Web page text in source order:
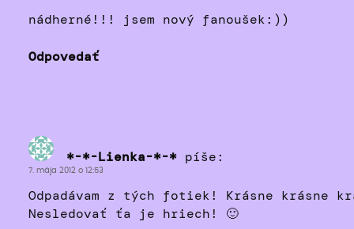
nádherné!!! jsem nový fanoušek:))
Odpovedať
*-*-Lienka-*-* píše:
7. mája 2012 o 12:53
Odpadávam z tých fotiek! Krásne krásne
Nesledovať ťa je hriech! 🙂